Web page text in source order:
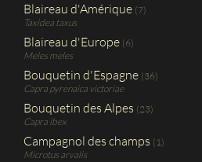
Blaireau d'Amérique (7)
Taxidea taxus
Blaireau d'Europe (6)
Meles meles
Bouquetin d'Espagne (36)
Capra pyrenaica victoriae
Bouquetin des Alpes (23)
Capra ibex
Campagnol des champs (1)
Microtus arvalis